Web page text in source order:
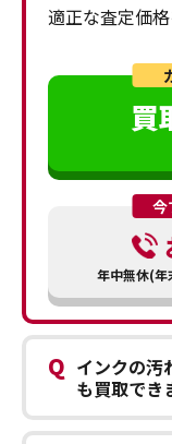
適正な査定価格
買
今
年中無休(
Q インクの汚
も買取でき